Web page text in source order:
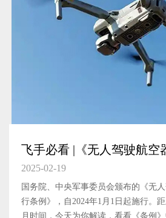
飞手必看 |《无人驾驶航空
条例》法规解读
2025-02-19
国务院、中央军事委员会颁布的《无
行条例》，自2024年1月1日起施行。
月时间，今天为你解读，看看《条例